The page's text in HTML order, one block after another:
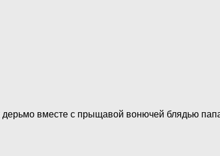
вместе с прыщавой вонючей блядью